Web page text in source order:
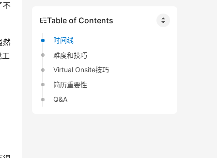
不
然
工
Table of Contents
时间线
难度和技巧
Virtual Onsite技巧
简历重要性
Q&A